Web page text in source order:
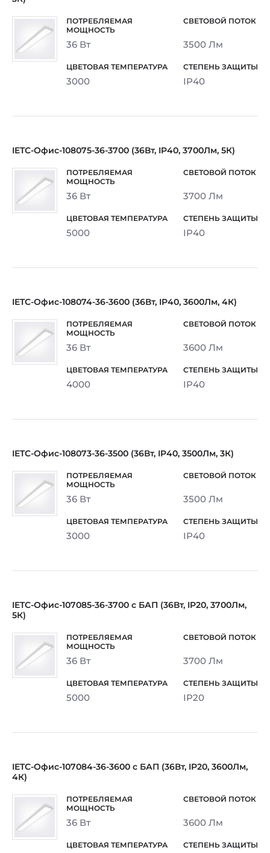
36 Вт 3500 Лм
3000 IP40
IETC-Офис-108075-36-3700 (36Вт, IP40, 3700Лм, 5К)
36 Вт 3700 Лм
5000 IP40
IETC-Офис-108074-36-3600 (36Вт, IP40, 3600Лм, 4К)
36 Вт 3600 Лм
4000 IP40
IETC-Офис-108073-36-3500 (36Вт, IP40, 3500Лм, 3К)
36 Вт 3500 Лм
3000 IP40
IETC-Офис-107085-36-3700 с БАП (36Вт, IP20, 3700Лм,
5К)
36 Вт 3700 Лм
5000 IP20
IETC-Офис-107084-36-3600 с БАП (36Вт, IP20, 3600Лм,
4К)
36 Вт 3600 Лм